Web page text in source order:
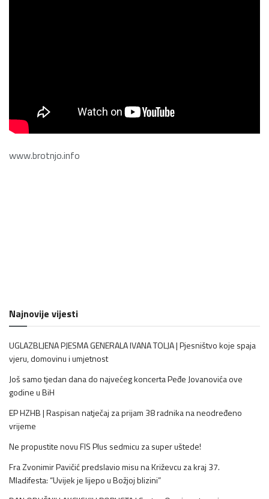
www.brotnjo.info
Najnovije vijesti
UGLAZBLJENA PJESMA GENERALA IVANA TOLJA | Pjesništvo koje spaja
vjeru, domovinu i umjetnost
Još samo tjedan dana do najvećeg koncerta Peđe Jovanovića ove
godine u BiH
EP HZHB | Raspisan natječaj za prijam 38 radnika na neodređeno
vrijeme
Ne propustite novu FIS Plus sedmicu za super uštede!
Fra Zvonimir Pavičić predslavio misu na Križevcu za kraj 37.
Mladifesta: “Uvijek je lijepo u Božjoj blizini”